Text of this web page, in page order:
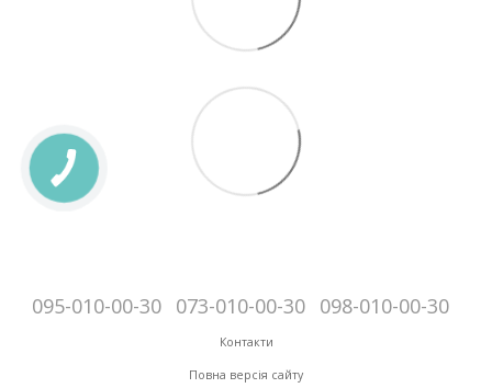
095-010-00-30 073-010-00-30 098-010-00-30
Контакти
Повна версія сайту